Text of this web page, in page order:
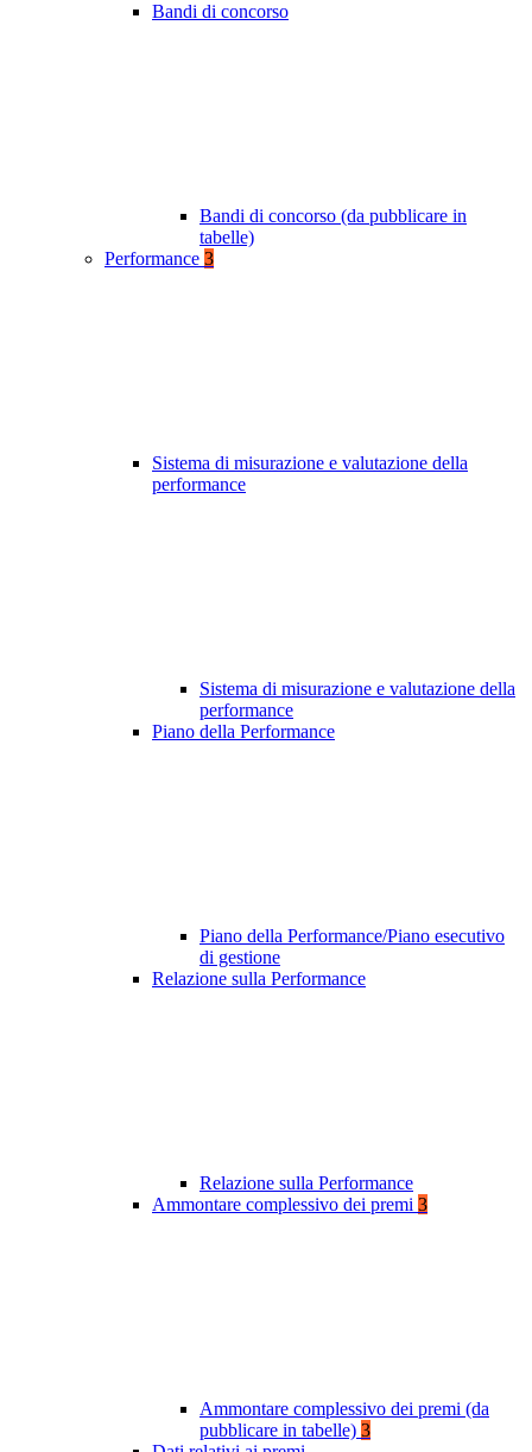
Bandi di concorso
Bandi di concorso (da pubblicare in
tabelle)
Performance 3
Sistema di misurazione e valutazione della
performance
Sistema di misurazione e valutazione della
performance
Piano della Performance
Piano della Performance/Piano esecutivo
di gestione
Relazione sulla Performance
Relazione sulla Performance
Ammontare complessivo dei premi 3
Ammontare complessivo dei premi (da
pubblicare in tabelle) 3